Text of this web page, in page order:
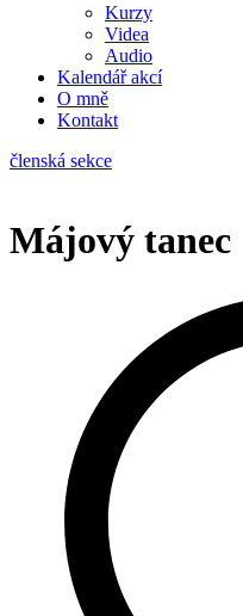
Kurzy
Videa
Audio
Kalendář akcí
O mně
Kontakt
členská sekce
Májový tanec